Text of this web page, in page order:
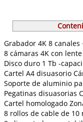
Grabador 4K 8 canales
8 cámaras 4K con
Disco duro 1 Tb -
Cartel A4 disuasorio
Soporte de aluminio
Pegatinas disuasorias
Cartel homologado
8 rollos de cable de 10